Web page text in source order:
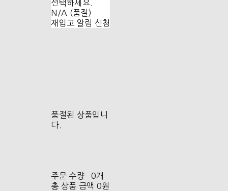
선택하세요.
N/A (품절)
재입고 알림 신청
품절된 상품입니
다.
주문 수량
0개
총 상품 금액 0원